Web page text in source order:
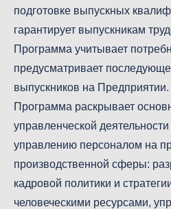
подготовке выпускных
гарантирует выпускникам
Программа учитывает
предусматривает
выпускников на Предприятии.
Программа раскрывает
управленческой
управлению персоналом на
производственной сферы:
кадровой политики и
человеческими ресурсами,